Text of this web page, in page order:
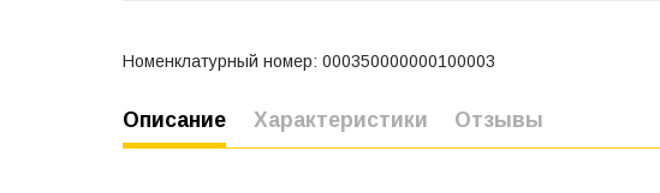
Номенклатурный номер: 000350000000100003
Описание Характеристики Отзывы